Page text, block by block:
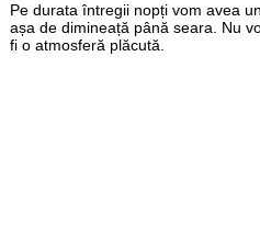
Pe durata întregii nopți vom avea
așa de dimineață până seara. Nu
fi o atmosferă plăcută.